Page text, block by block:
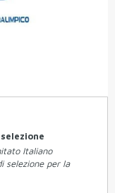
Italiano
selezione per la